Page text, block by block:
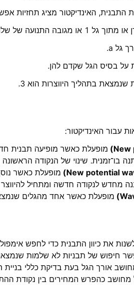
התבנית, האינדיקטור מציג תחזיות
על בסיס הגל שקדם להן.
בתהליך היווצרות הוא 3.
עבור האינדיקטור:
מופעלת כאשר מופיעה תבנית
בו־זמנית. שינוי של הנקודה
מופעלת כאשר
מחדש לנקודה חדשה ומתחיל
מופעלת כאשר אחד מהגלים
את כיוון התבנית כדי לחפש
חיפוש של תבניות לא שלמות
אורך הגל בעת בדיקת כללי בניית
מחושב כהפרש המחירים בין נקודת